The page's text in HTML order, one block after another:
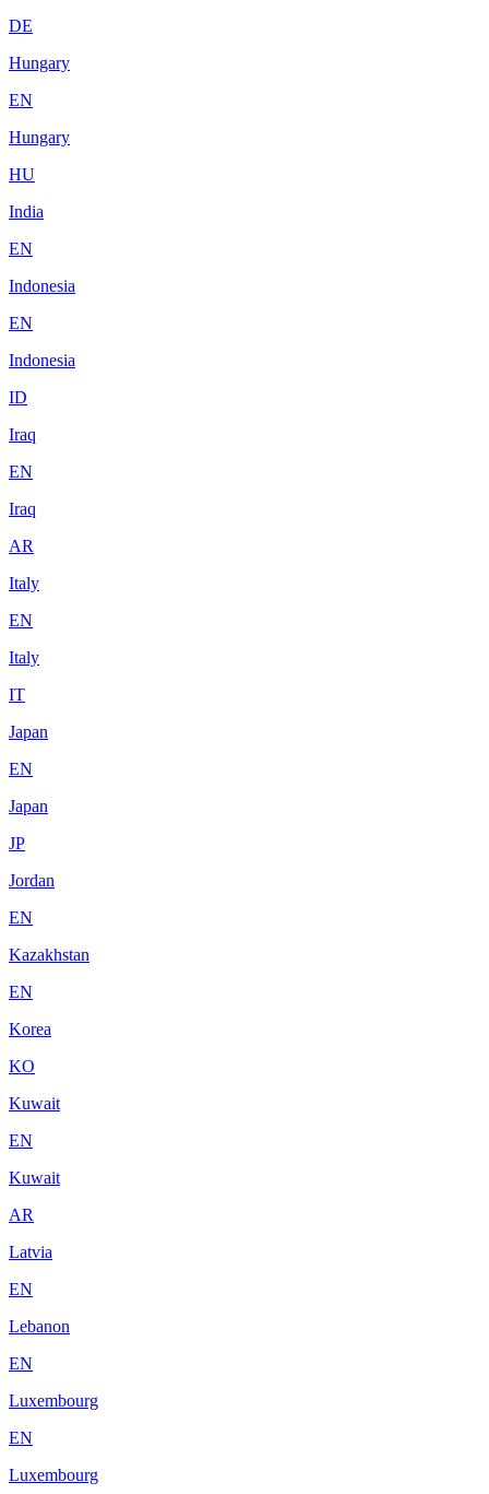
DE
Hungary
EN
Hungary
HU
India
EN
Indonesia
EN
Indonesia
ID
Iraq
EN
Iraq
AR
Italy
EN
Italy
IT
Japan
EN
Japan
JP
Jordan
EN
Kazakhstan
EN
Korea
KO
Kuwait
EN
Kuwait
AR
Latvia
EN
Lebanon
EN
Luxembourg
EN
Luxembourg